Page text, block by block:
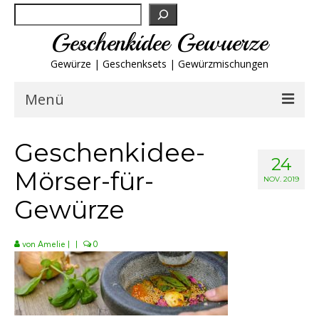
Geschenkidee Gewuerze
Gewürze | Geschenksets | Gewürzmischungen
Menü
Gewürze von A-Z
Gewürzgläser
Gewürzregal
Grillgewürze
24
NOV. 2019
Geschenkidee-
Mörser-für-
Gewürze
von Amelie | | 0